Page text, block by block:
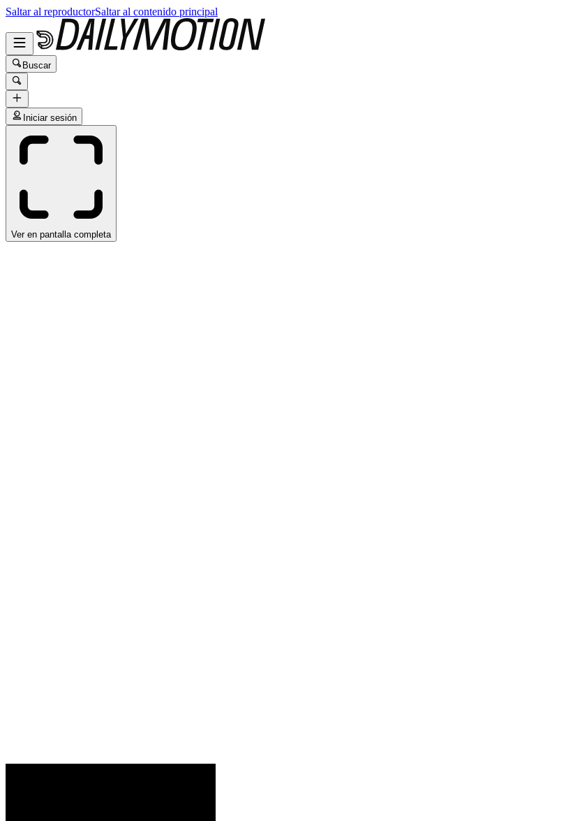
Saltar al reproductorSaltar al contenido principal
Buscar
Iniciar sesión
Ver en pantalla completa